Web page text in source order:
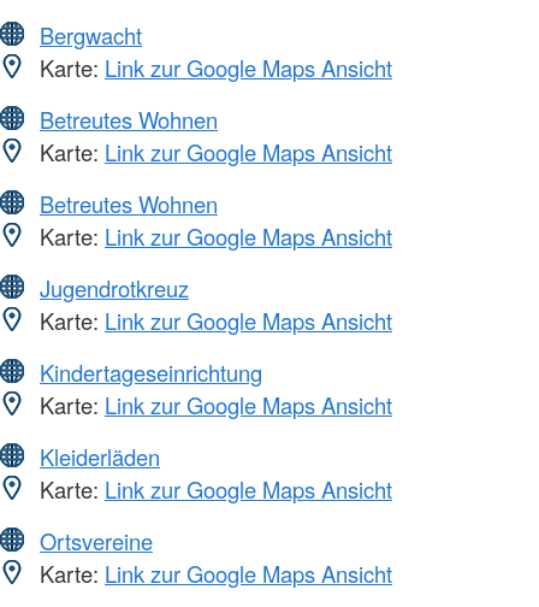
Bergwacht
Karte: Link zur Google Maps Ansicht
Betreutes Wohnen
Karte: Link zur Google Maps Ansicht
Betreutes Wohnen
Karte: Link zur Google Maps Ansicht
Jugendrotkreuz
Karte: Link zur Google Maps Ansicht
Kindertageseinrichtung
Karte: Link zur Google Maps Ansicht
Kleiderläden
Karte: Link zur Google Maps Ansicht
Ortsvereine
Karte: Link zur Google Maps Ansicht